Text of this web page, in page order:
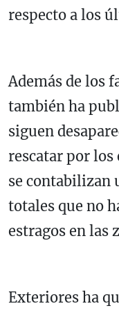
respecto a los
Además de los
también ha
siguen
rescatar por
se contabilizan
totales que no
estragos en las
Exteriores ha